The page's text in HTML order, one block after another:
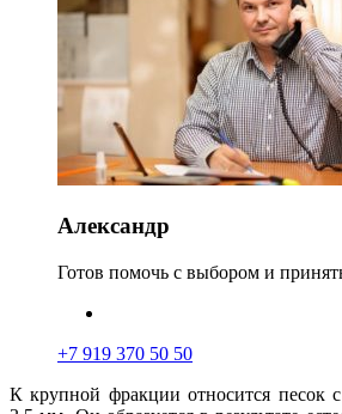
Александр
Готов помочь с выбором и
+7 919 370 50 50
К крупной фракции относится песок